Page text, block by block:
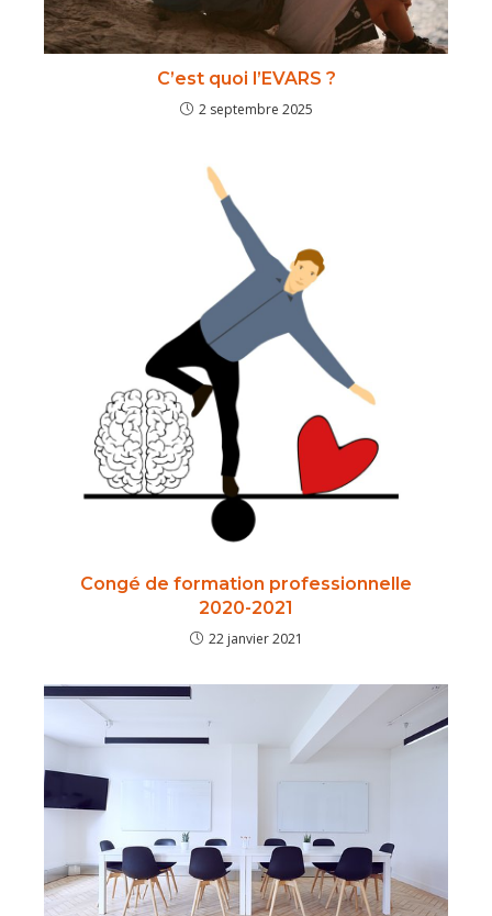
C’est quoi l’EVARS ?
2 septembre 2025
Congé de formation professionnelle
2020-2021
22 janvier 2021